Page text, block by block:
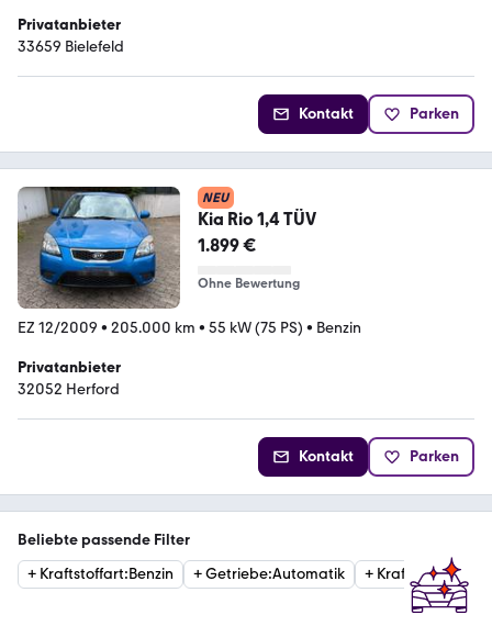
Privatanbieter
33659 Bielefeld
Kontakt Parken
NEU
Kia Rio 1,4 TÜV
1.899 €
Ohne Bewertung
EZ 12/2009 • 205.000 km • 55 kW (75 PS) • Benzin
Privatanbieter
32052 Herford
Kontakt Parken
Beliebte passende Filter
+ Kraftstoffart:Benzin +Getriebe:Automatik + Kraftstoffart